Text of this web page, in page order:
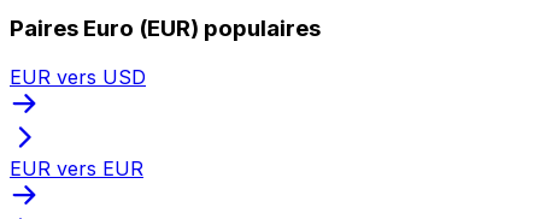
Paires Euro (EUR) populaires
EUR vers USD
EUR vers EUR